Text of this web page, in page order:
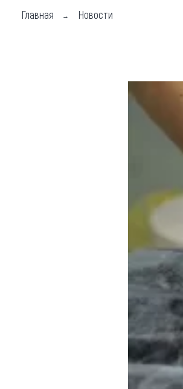
Другие рубрики
Реестр туристических
агентств Алтайского края
Противодействие коррупции
Главная Новости